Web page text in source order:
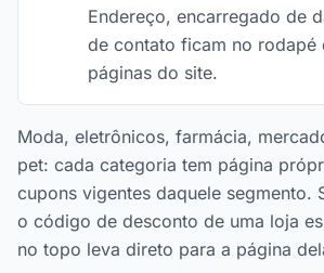
Endereço, encarregado de
de contato ficam no rodapé
páginas do site.
Moda, eletrônicos, farmácia,
pet: cada categoria tem página
cupons vigentes daquele segmento.
o código de desconto de uma loja
no topo leva direto para a página